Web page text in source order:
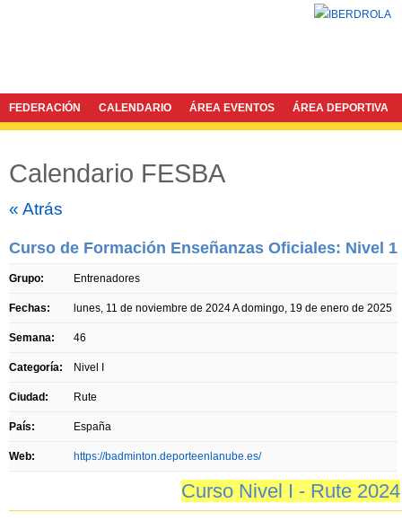
FEDERACIÓN CALENDARIO ÁREA EVENTOS ÁREA DEPORTIVA
Calendario FESBA
« Atrás
Curso de Formación Enseñanzas Oficiales: Nivel 1
Grupo: Entrenadores
Fechas: lunes, 11 de noviembre de 2024Adomingo, 19 de enero de 2025
Semana: 46
Categoría: Nivel I
Ciudad: Rute
País: España
Web: https://badminton.deporteenlanube.es/
Curso Nivel I - Rute 2024